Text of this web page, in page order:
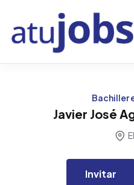
Bachiller
Javier José
Invitar